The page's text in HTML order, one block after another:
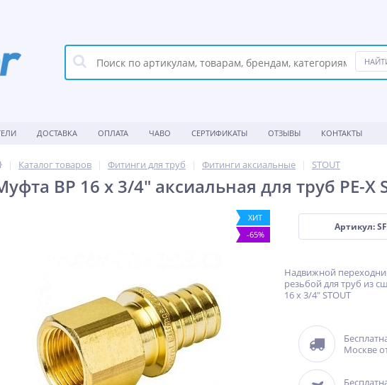
ДОСТАВКА ОПЛАТА ЧАВО СЕРТИФИКАТЫ ОТЗЫВЫ КОНТАКТЫ
Каталог товаров Фитинги для труб Фитинги аксиальные STOUT
ВР 16 x 3/4" аксиальная для труб PE-X
ХИТ
-65%
Артикул:
Надвижной
резьбой для труб из
16 x 3/4" STOUT
Москве